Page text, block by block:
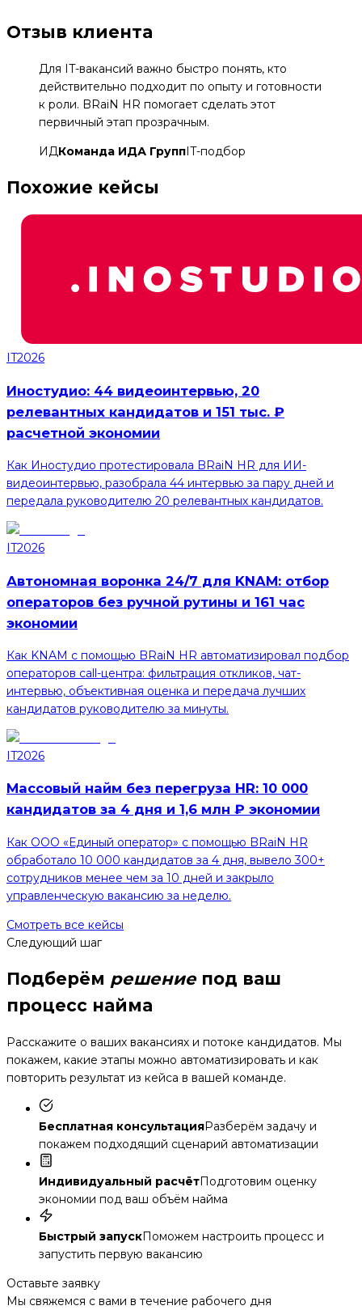
Отзыв клиента
Для IT-вакансий важно быстро понять, кто
действительно подходит по опыту и готовности
к роли. BRaiN HR помогает сделать этот
первичный этап прозрачным.
ИДКоманда ИДА ГруппIT-подбор
Похожие кейсы
IT2026
Иностудио: 44 видеоинтервью, 20
релевантных кандидатов и 151 тыс. ₽
расчетной экономии
Как Иностудио протестировала BRaiN HR для ИИ-
видеоинтервью, разобрала 44 интервью за пару дней и
передала руководителю 20 релевантных кандидатов.
IT2026
Автономная воронка 24/7 для KNAM: отбор
операторов без ручной рутины и 161 час
экономии
Как KNAM с помощью BRaiN HR автоматизировал подбор
операторов call-центра: фильтрация откликов, чат-
интервью, объективная оценка и передача лучших
кандидатов руководителю за минуты.
IT2026
Массовый найм без перегруза HR: 10 000
кандидатов за 4 дня и 1,6 млн ₽ экономии
Как ООО «Единый оператор» с помощью BRaiN HR
обработало 10 000 кандидатов за 4 дня, вывело 300+
сотрудников менее чем за 10 дней и закрыло
управленческую вакансию за неделю.
Смотреть все кейсы
Следующий шаг
Подберём решениепод ваш
процесс найма
Расскажите о ваших вакансиях и потоке кандидатов. Мы
покажем, какие этапы можно автоматизировать и как
повторить результат из кейса в вашей команде.
Бесплатная консультацияРазберём задачу и
покажем подходящий сценарий автоматизации
Индивидуальный расчётПодготовим оценку
экономии под ваш объём найма
Быстрый запускПоможем настроить процесс и
запустить первую вакансию
Оставьте заявку
Мы свяжемся с вами в течение рабочего дня